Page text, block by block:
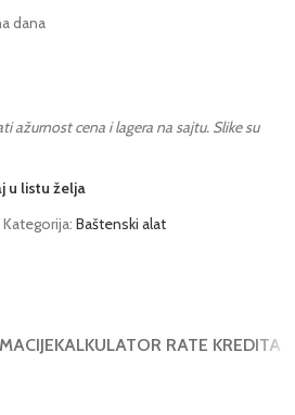
dana
ažurnost cena i lagera na sajtu. Slike su
u listu želja
Kategorija: Baštenski alat
KALKULATOR RATE KREDITA